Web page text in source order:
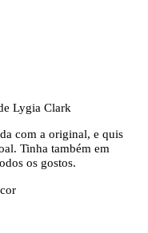
com a original, e quis
Tinha também em
os gostos.